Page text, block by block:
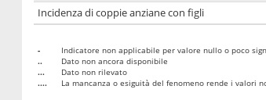
Incidenza di coppie anziane con figli
-
Indicatore non applicabile per valore nullo o poco
..
Dato non ancora disponibile
...
Dato non rilevato
....
La mancanza o esiguità del fenomeno rende i valori